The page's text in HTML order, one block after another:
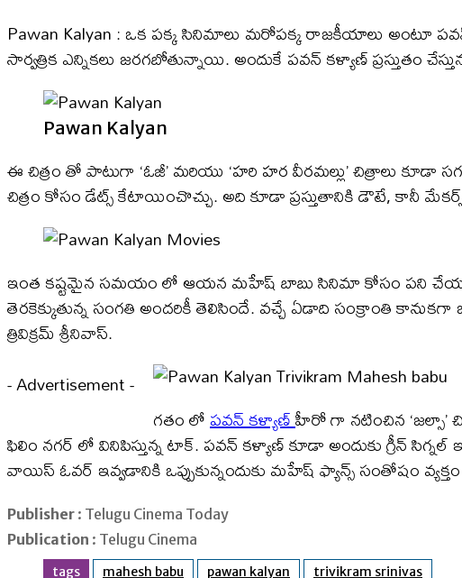
Pawan Kalyan : ఒక పక్క సినిమాలు మరోపక్క రాజకీయాలు అంటూ
సార్వత్రిక ఎన్నికలు జరగబోతున్నాయి. అందుకే పవన్ కళ్యాణ్ ప్రస్తుతం
Pawan Kalyan
ఈ చిత్రం తో పాటుగా ‘ఓజీ’ మరియు ‘హరి హర వీరమల్లు’ చిత్రాలు కూడా
చిత్రం కోసం డేట్స్ కేటాయించొచ్చు. అది కూడా ప్రస్తుతానికి డౌటే, కానీ
ఇంత కష్టమైన సమయం లో ఆయన మహేష్ బాబు సినిమా కోసం పని
తెరకెక్కుతున్న సంగతి అందరికీ తెలిసిందే. వచ్చే ఏడాది సంక్రాంతి
త్రివిక్రమ్ శ్రీనివాస్.
- Advertisement -
గతం లోపవన్ కళ్యాణ్హీరో గా నటించిన ‘జల్సా’
ఫిలిం నగర్ లో వినిపిస్తున్న టాక్. పవన్ కళ్యాణ్ కూడా అందుకు గ్రీన్
వాయిస్ ఓవర్ ఇవ్వడానికి ఒప్పుకున్నందుకు మహేష్ ఫ్యాన్స్ సంతోషం వ్యక్తం
Publisher : Telugu Cinema Today
Publication : Telugu Cinema
tags mahesh babu pawan kalyan trivikram srinivas